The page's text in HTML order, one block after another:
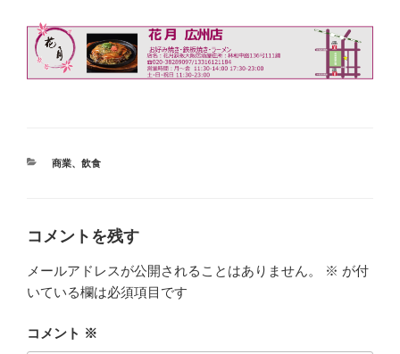
カ
ー
商業、 飲食
コメントを残す
メールアドレスが公開されることはありません。 ※ が付
いている欄は必須項目です
コメント ※